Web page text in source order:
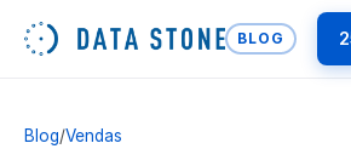
BLOG
Blog/Vendas